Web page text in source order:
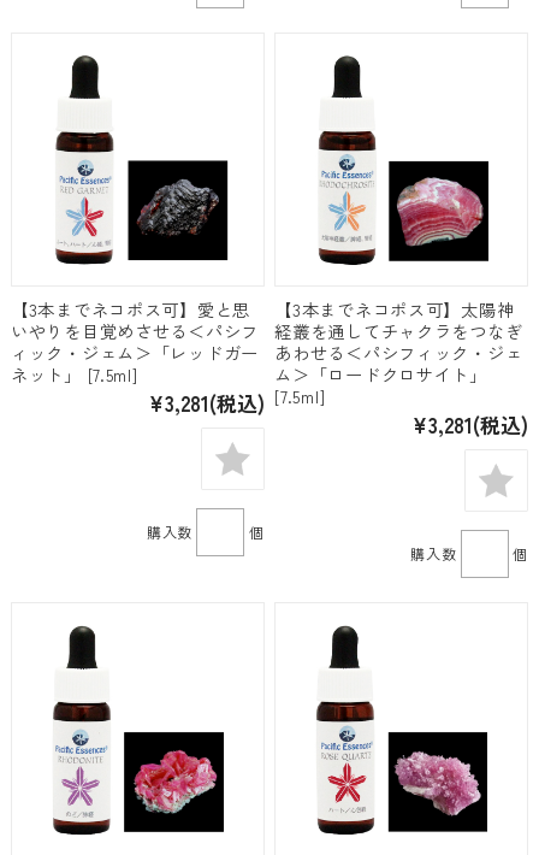
【3本までネコポス可】愛と思
いやりを目覚めさせる＜パシフ
ィック・ジェム＞「レッドガー
ネット」 [7.5ml]
¥3,281(税込)
購入数 個
【3本までネコポス可】太陽神
経叢を通してチャクラをつなぎ
あわせる＜パシフィック・ジェ
ム＞「ロードクロサイト」
[7.5ml]
¥3,281(税込)
購入数 個